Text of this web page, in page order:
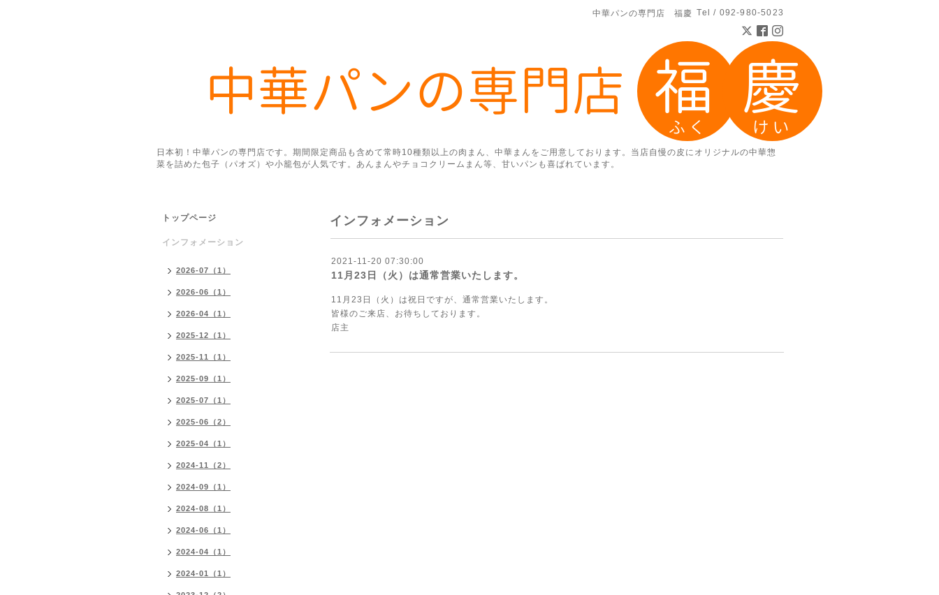
中華パンの専門店 福慶 Tel / 092-980-5023
日本初！中華パンの専門店です。期間限定商品も含めて常時10種類以上の肉まん、中華まんをご用意しております。当店自慢の皮にオリジナルの中華惣
菜を詰めた包子（パオズ）や小籠包が人気です。あんまんやチョコクリームまん等、甘いパンも喜ばれています。
インフォメーション
2021-11-20 07:30:00
11月23日（火）は通常営業いたします。
11月23日（火）は祝日ですが、通常営業いたします。
皆様のご来店、お待ちしております。
店主
トップページ
インフォメーション
2026-07（1）
2026-06（1）
2026-04（1）
2025-12（1）
2025-11（1）
2025-09（1）
2025-07（1）
2025-06（2）
2025-04（1）
2024-11（2）
2024-09（1）
2024-08（1）
2024-06（1）
2024-04（1）
2024-01（1）